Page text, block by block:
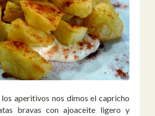
aperitivos nos dimos el capricho
bravas con ajoaceite ligero y